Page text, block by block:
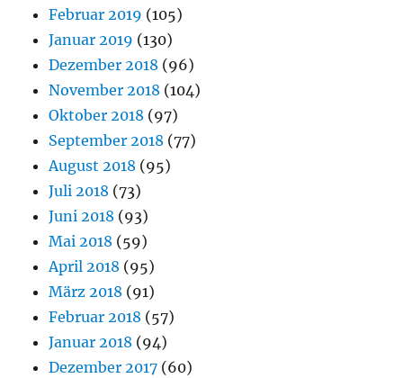
Februar 2019 (105)
Januar 2019 (130)
Dezember 2018 (96)
November 2018 (104)
Oktober 2018 (97)
September 2018 (77)
August 2018 (95)
Juli 2018 (73)
Juni 2018 (93)
Mai 2018 (59)
April 2018 (95)
März 2018 (91)
Februar 2018 (57)
Januar 2018 (94)
Dezember 2017 (60)